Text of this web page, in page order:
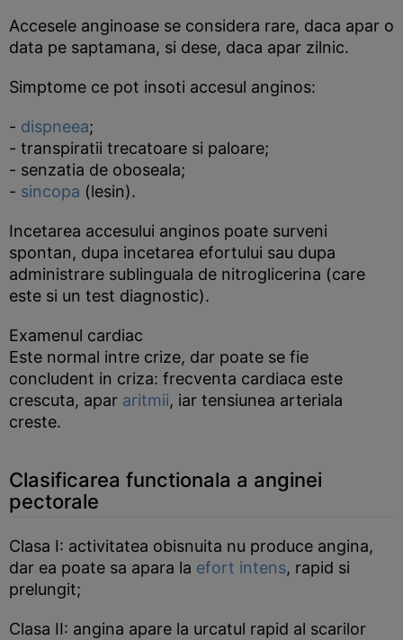
Accesele anginoase se considera rare, daca apar o
data pe saptamana, si dese, daca apar zilnic.
Simptome ce pot insoti accesul anginos:
- dispneea;
- transpiratii trecatoare si paloare;
- senzatia de oboseala;
- sincopa (lesin).
Incetarea accesului anginos poate surveni
spontan, dupa incetarea efortului sau dupa
administrare sublinguala de nitroglicerina (care
este si un test diagnostic).
Examenul cardiac
Este normal intre crize, dar poate se fie
concludent in criza: frecventa cardiaca este
crescuta, apar aritmii, iar tensiunea arteriala
creste.
Clasificarea functionala a anginei
pectorale
Clasa I: activitatea obisnuita nu produce angina,
dar ea poate sa apara la efort intens, rapid si
prelungit;
Clasa II: angina apare la urcatul rapid al scarilor